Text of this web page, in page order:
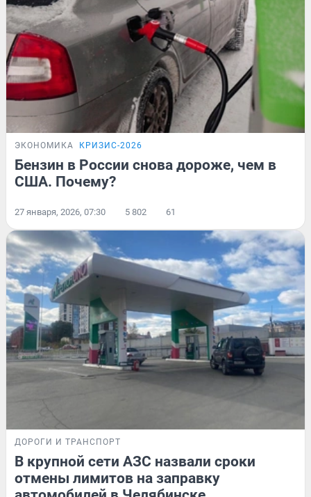
ЭКОНОМИКА КРИЗИС-2026
Бензин в России снова дороже, чем в
США. Почему?
27 января, 2026, 07:30 5 802 61
ДОРОГИ И ТРАНСПОРТ
В крупной сети АЗС назвали сроки
отмены лимитов на заправку